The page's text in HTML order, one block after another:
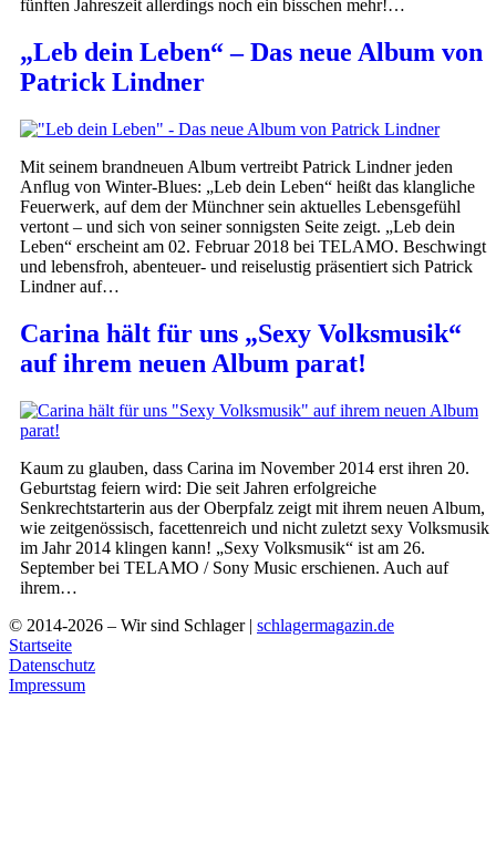
fünften Jahreszeit allerdings noch ein bisschen mehr!…
„Leb dein Leben“ – Das neue Album von
Patrick Lindner
Mit seinem brandneuen Album vertreibt Patrick Lindner jeden
Anflug von Winter-Blues: „Leb dein Leben“ heißt das klangliche
Feuerwerk, auf dem der Münchner sein aktuelles Lebensgefühl
vertont – und sich von seiner sonnigsten Seite zeigt. „Leb dein
Leben“ erscheint am 02. Februar 2018 bei TELAMO. Beschwingt
und lebensfroh, abenteuer- und reiselustig präsentiert sich Patrick
Lindner auf…
Carina hält für uns „Sexy Volksmusik“
auf ihrem neuen Album parat!
Kaum zu glauben, dass Carina im November 2014 erst ihren 20.
Geburtstag feiern wird: Die seit Jahren erfolgreiche
Senkrechtstarterin aus der Oberpfalz zeigt mit ihrem neuen Album,
wie zeitgenössisch, facettenreich und nicht zuletzt sexy Volksmusik
im Jahr 2014 klingen kann! „Sexy Volksmusik“ ist am 26.
September bei TELAMO / Sony Music erschienen. Auch auf
ihrem…
© 2014-2026 – Wir sind Schlager | schlagermagazin.de
Startseite
Datenschutz
Impressum